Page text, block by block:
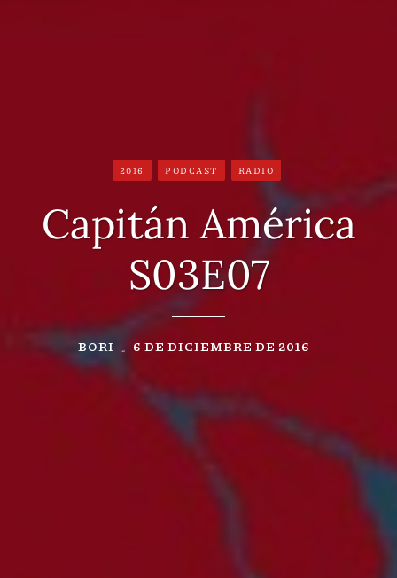
2016 PODCAST RADIO
Capitán América
S03E07
BORI 6 DE DICIEMBRE DE 2016